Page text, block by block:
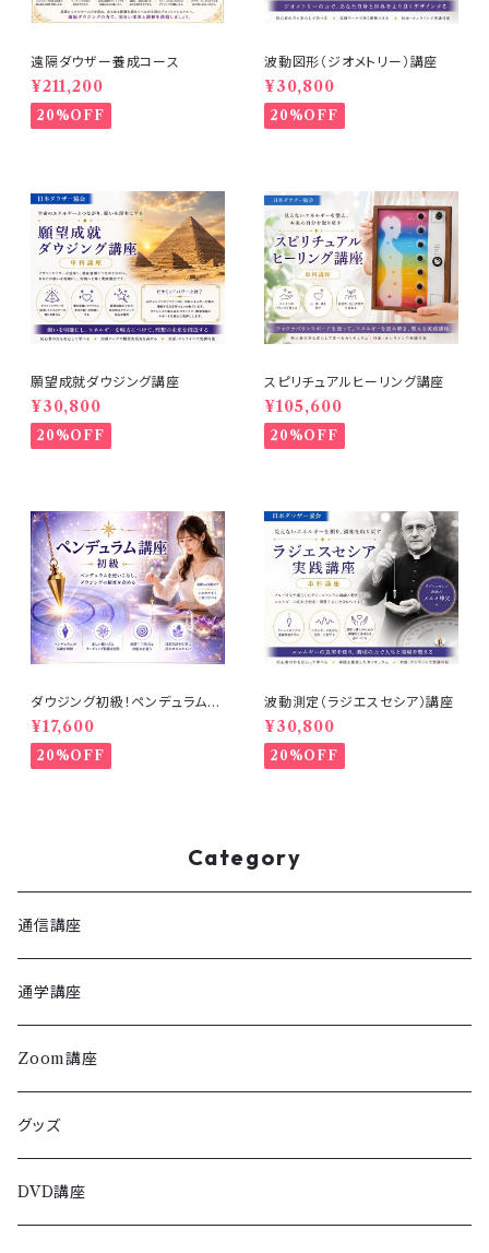
遠隔ダウザー養成コース
¥211,200
20%OFF
波動図形（ジオメトリー）講座
¥30,800
20%OFF
願望成就ダウジング講座
¥30,800
20%OFF
スピリチュアルヒーリング講座
¥105,600
20%OFF
ダウジング初級！ペンデュラム講
座
¥17,600
20%OFF
波動測定（ラジエスセシア）講座
¥30,800
20%OFF
Category
通信講座
通学講座
Zoom講座
グッズ
DVD講座